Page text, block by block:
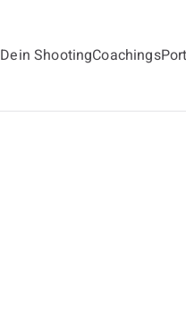
Dein ShootingCoachings